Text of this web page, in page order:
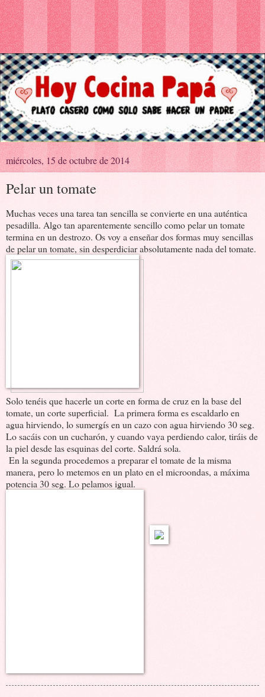
miércoles, 15 de octubre de 2014
Pelar un tomate
Muchas veces una tarea tan sencilla se convierte en una auténtica
pesadilla. Algo tan aparentemente sencillo como pelar un tomate
termina en un destrozo. Os voy a enseñar dos formas muy sencillas
de pelar un tomate, sin desperdiciar absolutamente nada del tomate.
Solo tenéis que hacerle un corte en forma de cruz en la base del
tomate, un corte superficial. La primera forma es escaldarlo en
agua hirviendo, lo sumergís en un cazo con agua hirviendo 30 seg.
Lo sacáis con un cucharón, y cuando vaya perdiendo calor, tiráis de
la piel desde las esquinas del corte. Saldrá sola.
En la segunda procedemos a preparar el tomate de la misma
manera, pero lo metemos en un plato en el microondas, a máxima
potencia 30 seg. Lo pelamos igual.